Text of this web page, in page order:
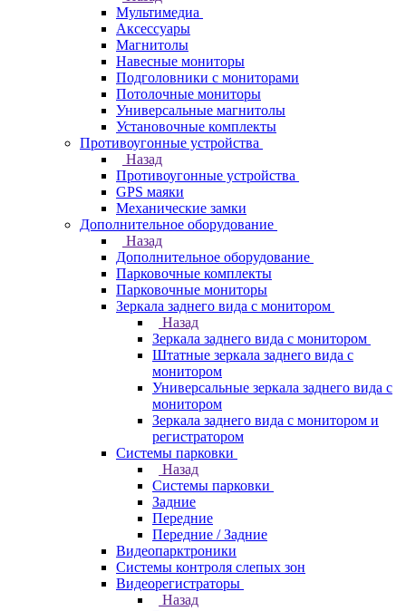
Мультимедиа
Аксессуары
Магнитолы
Навесные мониторы
Подголовники с мониторами
Потолочные мониторы
Универсальные магнитолы
Установочные комплекты
Противоугонные устройства
Назад
Противоугонные устройства
GPS маяки
Механические замки
Дополнительное оборудование
Назад
Дополнительное оборудование
Парковочные комплекты
Парковочные мониторы
Зеркала заднего вида с монитором
Назад
Зеркала заднего вида с монитором
Штатные зеркала заднего вида с
монитором
Универсальные зеркала заднего вида с
монитором
Зеркала заднего вида с монитором и
регистратором
Системы парковки
Назад
Системы парковки
Задние
Передние
Передние / Задние
Видеопарктроники
Системы контроля слепых зон
Видеорегистраторы
Назад